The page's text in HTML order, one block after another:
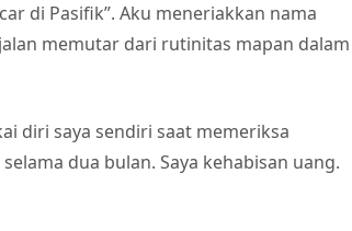
di Pasifik”. Aku meneriakkan nama
memutar dari rutinitas mapan dalam
diri saya sendiri saat memeriksa
dua bulan. Saya kehabisan uang.